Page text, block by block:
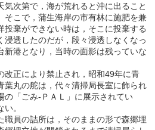
気次第で，海が荒れると沖に出ること
そこで，蒲生海岸の市有林に施肥を兼
投棄ができない時は，そこに投棄する
浸透したのだが，段々浸透しなくなっ
新港となり，当時の面影は残っていな
正により禁止され，昭和49年に青
葉丸の舵は，代々清掃局長室に飾られ
の「ごみ-ＰＡＬ」に展示されてい
。
員の詰所は，そのままの形で森郷埋